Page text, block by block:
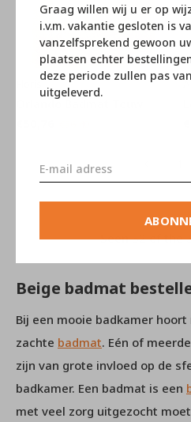
Graag willen wij u er op
i.v.m. vakantie gesloten is
vanzelfsprekend gewoon
plaatsen echter
deze periode zullen pas
uitgeleverd.
Floris
Orlando Badmat Touw
Seen 32 of the
Beige badmat
Bij een mooie badkamer
zachte badmat. Eén of
zijn van grote invloed op de
badkamer. Een badmat is een
met veel zorg uitgezocht